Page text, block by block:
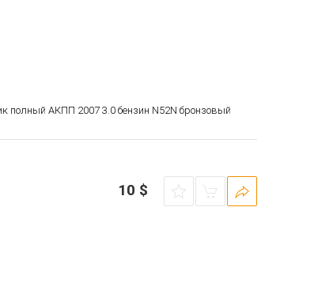
полный АКПП 2007 3.0 бензин N52N бронзовый
10 $